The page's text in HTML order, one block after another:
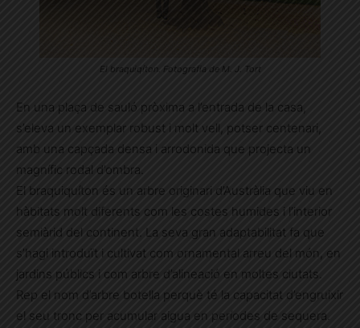
El braquiqíton. Fotografia de M. J. Tort
En una plaça de sauló pròxima a l’entrada de la casa,
s’eleva un exemplar robust i molt vell, potser centenari,
amb una capçada densa i arrodonida que projecta un
magnífic rodal d’ombra.
El braquiquíton és un arbre originari d’Austràlia que viu en
hàbitats molt diferents com les costes humides i l’interior
semiàrid del continent. La seva gran adaptabilitat fa que
s’hagi introduït i cultivat com ornamental arreu del món, en
jardins públics i com arbre d’alineació en moltes ciutats.
Rep el nom d’arbre botella perquè té la capacitat d’engruixir
el seu tronc per acumular aigua en períodes de sequera.